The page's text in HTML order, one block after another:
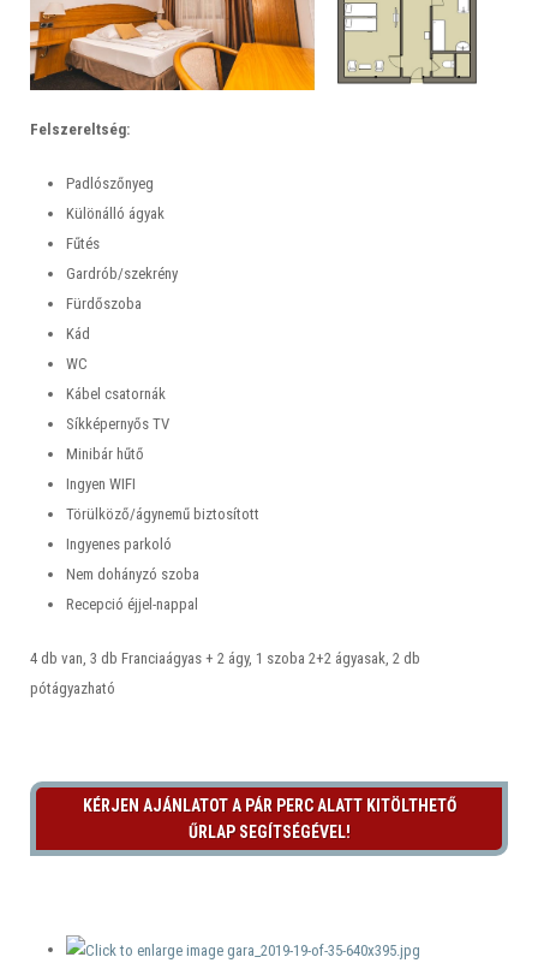
Felszereltség:
Padlószőnyeg
Különálló ágyak
Fűtés
Gardrób/szekrény
Fürdőszoba
Kád
WC
Kábel csatornák
Síkképernyős TV
Minibár hűtő
Ingyen WIFI
Törülköző/ágynemű biztosított
Ingyenes parkoló
Nem dohányzó szoba
Recepció éjjel-nappal
4 db van, 3 db Franciaágyas + 2 ágy, 1 szoba 2+2 ágyasak, 2 db
pótágyazható
KÉRJEN AJÁNLATOT A PÁR PERC ALATT KITÖLTHETŐ
ŰRLAP SEGÍTSÉGÉVEL!